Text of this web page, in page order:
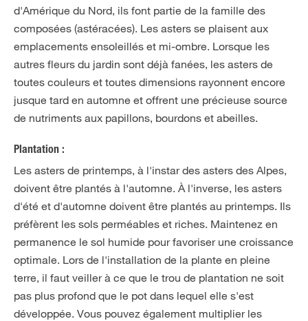
d'Amérique du Nord, ils font partie de la famille des
composées (astéracées). Les asters se plaisent aux
emplacements ensoleillés et mi-ombre. Lorsque les
autres fleurs du jardin sont déjà fanées, les asters de
toutes couleurs et toutes dimensions rayonnent encore
jusque tard en automne et offrent une précieuse source
de nutriments aux papillons, bourdons et abeilles.
Plantation :
Les asters de printemps, à l'instar des asters des Alpes,
doivent être plantés à l'automne. À l'inverse, les asters
d'été et d'automne doivent être plantés au printemps. Ils
préfèrent les sols perméables et riches. Maintenez en
permanence le sol humide pour favoriser une croissance
optimale. Lors de l'installation de la plante en pleine
terre, il faut veiller à ce que le trou de plantation ne soit
pas plus profond que le pot dans lequel elle s'est
développée. Vous pouvez également multiplier les